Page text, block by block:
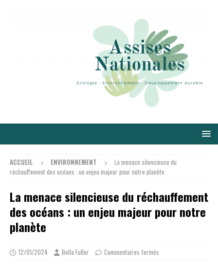
ACCUEIL ENVIRONNEMENT
La menace silencieuse du
réchauffement des océans : un enjeu majeur pour notre planète
La menace silencieuse du réchauffement
des océans : un enjeu majeur pour notre
planète
12/01/2024 Bella Fuller Commentaires fermés